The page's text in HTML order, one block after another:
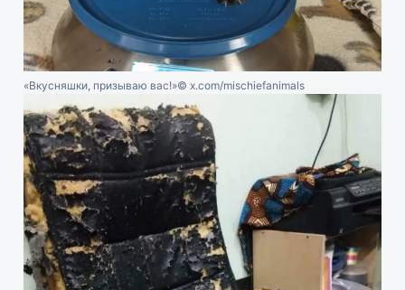
«Вкусняшки, призываю вас!»© x.com/mischiefanimals